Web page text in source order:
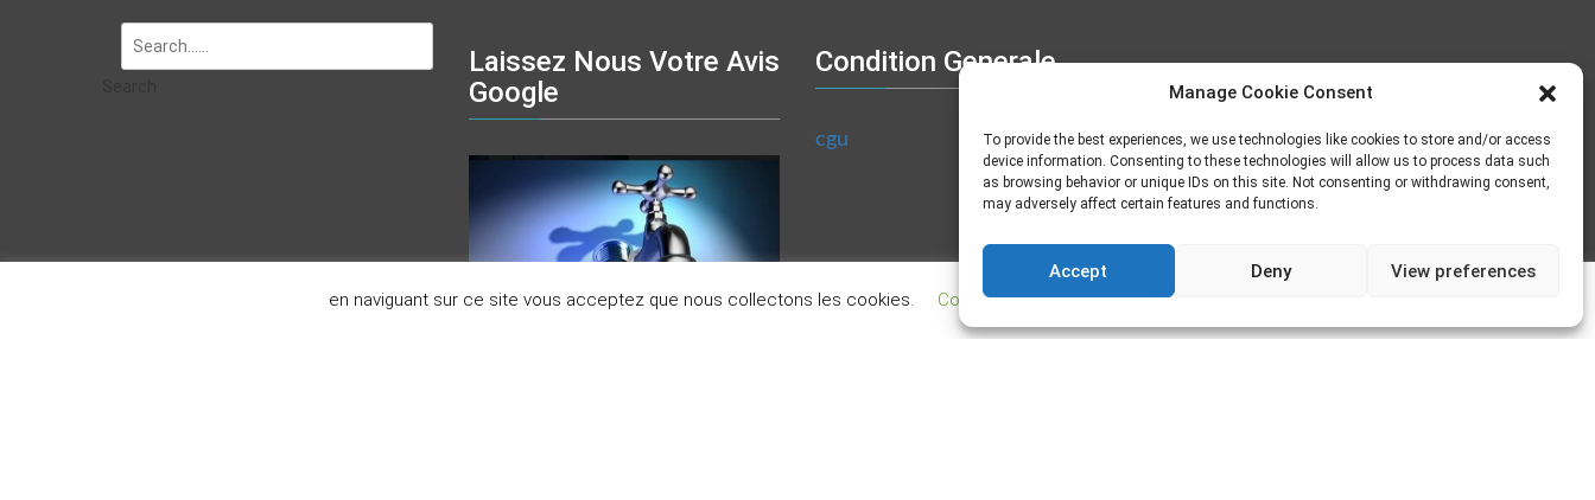
Manage Cookie Consent
To provide the best experiences, we use technologies like cookies to store and/or access
device information. Consenting to these technologies will allow us to process data such
as browsing behavior or unique IDs on this site. Not consenting or withdrawing consent,
may adversely affect certain features and functions.
Accept Deny View preferences
Laissez Nous Votre Avis
Google
Condition Generale
cgu
en naviguant sur ce site vous acceptez que nous collectons les cookies. Cookie settings ok, merci c'est noté !